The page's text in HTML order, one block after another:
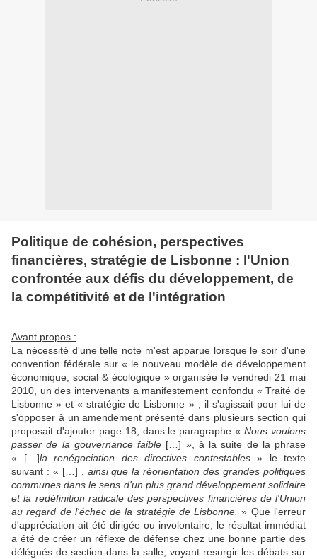
Politique de cohésion, perspectives
financières, stratégie de Lisbonne : l'Union
confrontée aux défis du développement, de
la compétitivité et de l'intégration
Avant propos :
La nécessité d'une telle note m'est apparue lorsque le soir d'une
convention fédérale sur « le nouveau modèle de développement
économique, social & écologique » organisée le vendredi 21 mai
2010, un des intervenants a manifestement confondu « Traité de
Lisbonne » et « stratégie de Lisbonne » ; il s'agissait pour lui de
s'opposer à un amendement présenté dans plusieurs section qui
proposait d'ajouter page 18, dans le paragraphe «Nous voulons
passer de la gouvernance faible […] », à la suite de la phrase
« […]la renégociation des directives contestables» le texte
suivant : « […] , ainsi que la réorientation des grandes politiques
communes dans le sens d'un plus grand développement solidaire
et la redéfinition radicale des perspectives financières de l'Union
au regard de l'échec de la stratégie de Lisbonne. » Que l'erreur
d'appréciation ait été dirigée ou involontaire, le résultat immédiat
a été de créer un réflexe de défense chez une bonne partie des
délégués de section dans la salle, voyant resurgir les débats sur